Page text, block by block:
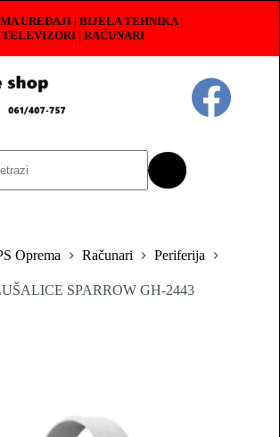
UREĐAJI | BIJELA TEHNIKA |
TELEVIZORI | RAČUNARI
Oprema Računari
Periferija
SPARROW GH-2443